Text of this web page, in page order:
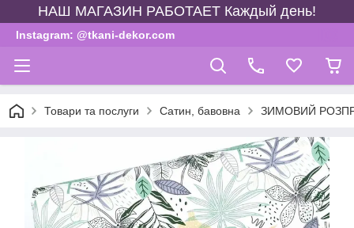
НАШ МАГАЗИН РАБОТАЕТ Каждый день!
Instagram: @tkani-dekor.com
Товари та послуги Сатин, бавовна ЗИМОВИЙ